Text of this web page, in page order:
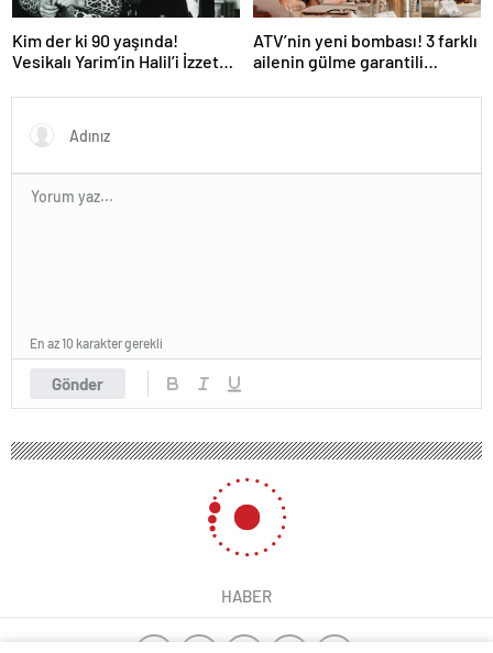
Kim der ki 90 yaşında!
Vesikalı Yarim’in Halil’i İzzet
oldu!
ATV’nin yeni bombası! 3 farklı
ailenin gülme garantili
Gönder
En az 10 karakter gerekli
HABER